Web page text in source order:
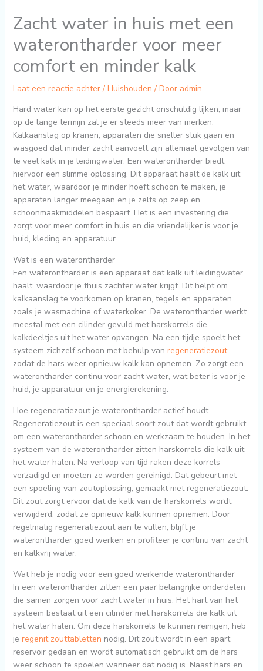
Zacht water in huis met een
waterontharder voor meer
comfort en minder kalk
Laat een reactie achter / Huishouden / Door admin
Hard water kan op het eerste gezicht onschuldig lijken, maar
op de lange termijn zal je er steeds meer van merken.
Kalkaanslag op kranen, apparaten die sneller stuk gaan en
wasgoed dat minder zacht aanvoelt zijn allemaal gevolgen van
te veel kalk in je leidingwater. Een waterontharder biedt
hiervoor een slimme oplossing. Dit apparaat haalt de kalk uit
het water, waardoor je minder hoeft schoon te maken, je
apparaten langer meegaan en je zelfs op zeep en
schoonmaakmiddelen bespaart. Het is een investering die
zorgt voor meer comfort in huis en die vriendelijker is voor je
huid, kleding en apparatuur.
Wat is een waterontharder
Een waterontharder is een apparaat dat kalk uit leidingwater
haalt, waardoor je thuis zachter water krijgt. Dit helpt om
kalkaanslag te voorkomen op kranen, tegels en apparaten
zoals je wasmachine of waterkoker. De waterontharder werkt
meestal met een cilinder gevuld met harskorrels die
kalkdeeltjes uit het water opvangen. Na een tijdje spoelt het
systeem zichzelf schoon met behulp van regeneratiezout,
zodat de hars weer opnieuw kalk kan opnemen. Zo zorgt een
waterontharder continu voor zacht water, wat beter is voor je
huid, je apparatuur en je energierekening.
Hoe regeneratiezout je waterontharder actief houdt
Regeneratiezout is een speciaal soort zout dat wordt gebruikt
om een waterontharder schoon en werkzaam te houden. In het
systeem van de waterontharder zitten harskorrels die kalk uit
het water halen. Na verloop van tijd raken deze korrels
verzadigd en moeten ze worden gereinigd. Dat gebeurt met
een spoeling van zoutoplossing, gemaakt met regeneratiezout.
Dit zout zorgt ervoor dat de kalk van de harskorrels wordt
verwijderd, zodat ze opnieuw kalk kunnen opnemen. Door
regelmatig regeneratiezout aan te vullen, blijft je
waterontharder goed werken en profiteer je continu van zacht
en kalkvrij water.
Wat heb je nodig voor een goed werkende waterontharder
In een waterontharder zitten een paar belangrijke onderdelen
die samen zorgen voor zacht water in huis. Het hart van het
systeem bestaat uit een cilinder met harskorrels die kalk uit
het water halen. Om deze harskorrels te kunnen reinigen, heb
je regenit zouttabletten nodig. Dit zout wordt in een apart
reservoir gedaan en wordt automatisch gebruikt om de hars
weer schoon te spoelen wanneer dat nodig is. Naast hars en